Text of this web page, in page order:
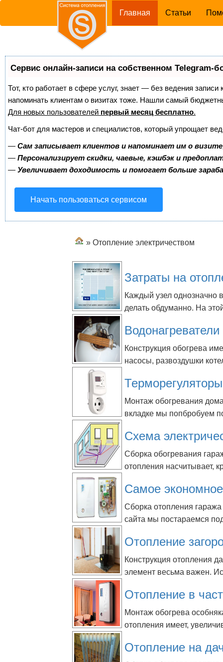
Главная (current)
Статьи
Сервис онлайн-записи на собственном Telegram-
Тот, кто работает в сфере услуг, знает — без ведения
напоминать клиентам о визитах тоже. Нашли самый
Для новых пользователей первый месяц бесплатно.
Чат-бот для мастеров и специалистов, который упрощает
— Сам записывает клиентов и напоминает им о
— Персонализирует скидки, чаевые, кэшбэк и
— Увеличивает доходимость и помогает больше
Начать пользоваться сервисом
» Отопление электричеством
Затраты на
Каждый узел однозначно
делать обдуманно. На
Конструкция обогрева
насосы, развоздушки
Монтаж обогревания
вкладке мы попбробуем
Схема
Сборка обогревания
отопления насчитывает,
Самое
Сборка отопления
сайта мы постараемся
Отопление
Конструкция отопления
элемент весьма важен.
Отопление в
Монтаж обогрева
отопления имеет,
Отопление на